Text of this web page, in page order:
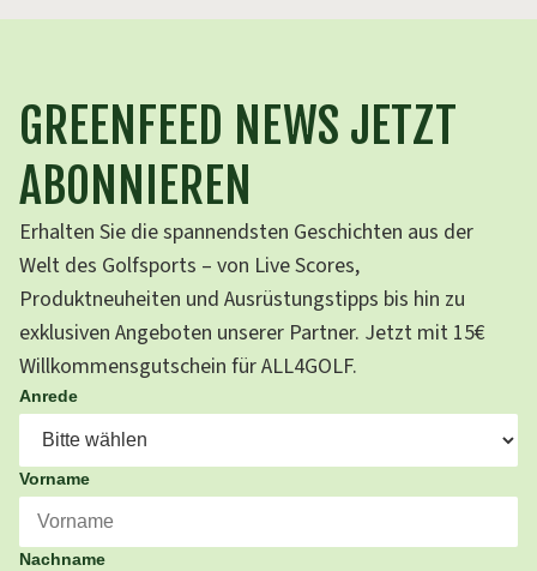
GREENFEED NEWS JETZT
ABONNIEREN
Erhalten Sie die spannendsten Geschichten aus der
Welt des Golfsports – von Live Scores,
Produktneuheiten und Ausrüstungstipps bis hin zu
exklusiven Angeboten unserer Partner. Jetzt mit 15€
Willkommensgutschein für ALL4GOLF.
Anrede
Vorname
Nachname